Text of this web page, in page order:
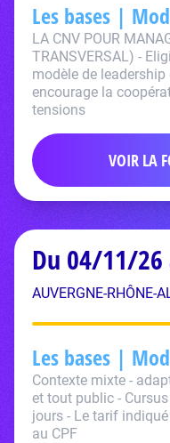
Les bases |
LA CNV POUR
TRANSVERSAL) -
modèle de
encourage la
tensions
VOIR LA
Du 04/11/
AUVERGNE-RHÔNE-
Les bases |
Contexte mixte -
et tout public -
jours - Le tarif
au CPF